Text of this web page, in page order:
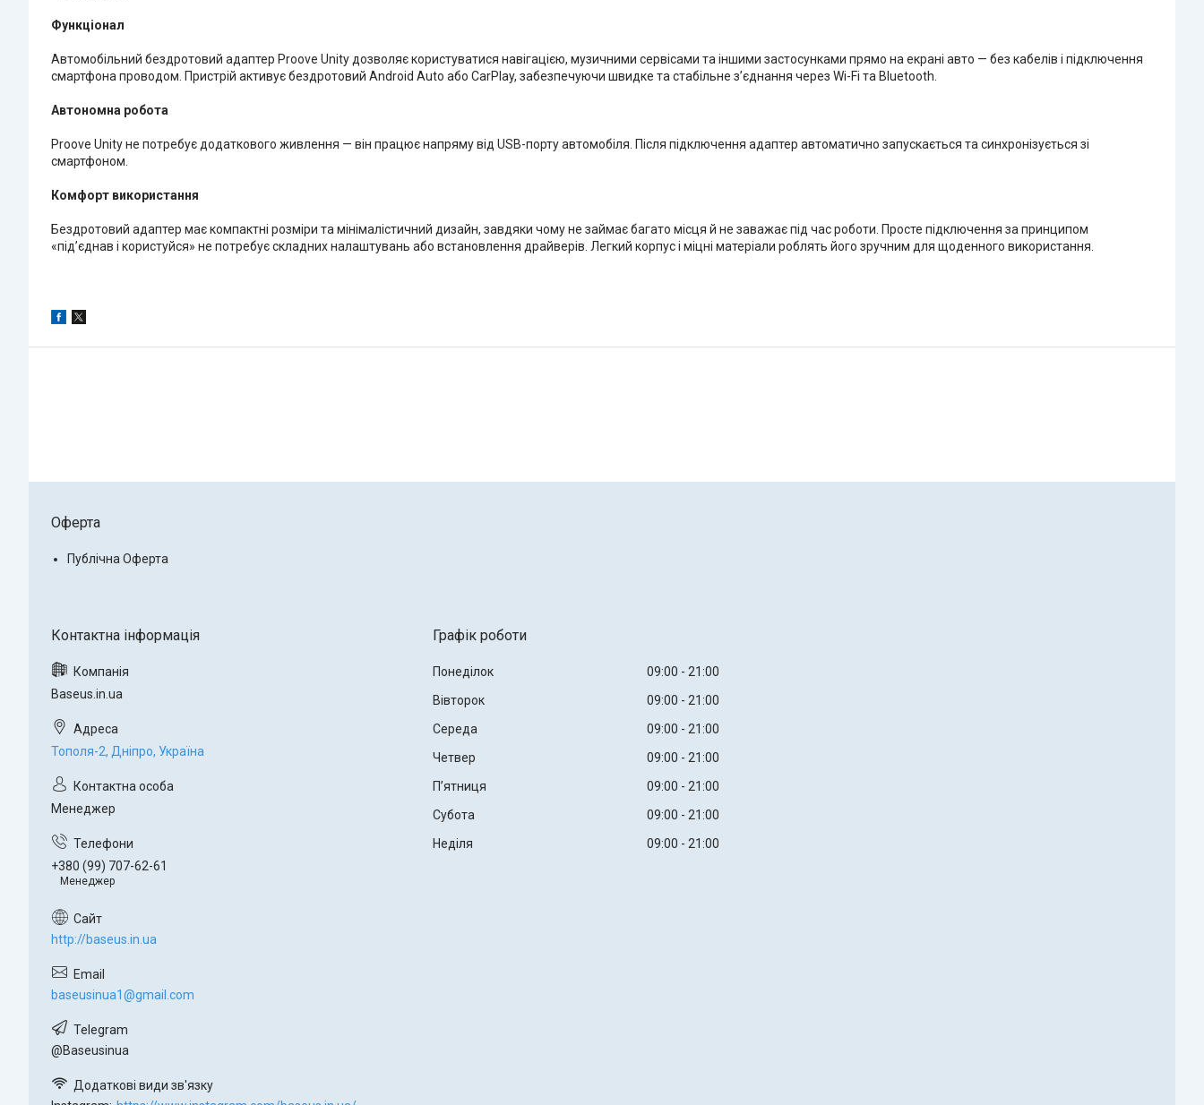
Функціонал
Автомобільний бездротовий адаптер Proove Unity дозволяє користуватися навігацією, музичними сервісами та іншими застосунками прямо на екрані авто — без кабелів і підключення
смартфона проводом. Пристрій активує бездротовий Android Auto або CarPlay, забезпечуючи швидке та стабільне з’єднання через Wi-Fi та Bluetooth.
Автономна робота
Proove Unity не потребує додаткового живлення — він працює напряму від USB-порту автомобіля. Після підключення адаптер автоматично запускається та синхронізується зі
смартфоном.
Комфорт використання
Бездротовий адаптер має компактні розміри та мінімалістичний дизайн, завдяки чому не займає багато місця й не заважає під час роботи. Просте підключення за принципом
«під’єднав і користуйся» не потребує складних налаштувань або встановлення драйверів. Легкий корпус і міцні матеріали роблять його зручним для щоденного використання.
Оферта
Публічна Оферта
Baseus.in.ua
Тополя-2, Дніпро, Україна
Менеджер
+380 (99) 707-62-61
Менеджер
http://baseus.in.ua
baseusinua1@gmail.com
@Baseusinua
Графік роботи
Понеділок 09:00
21:00
Вівторок
09:00
21:00
Середа
09:00
21:00
Четвер
09:00
21:00
Пʼятниця
09:00
21:00
Субота
09:00
21:00
Неділя
09:00 21:00